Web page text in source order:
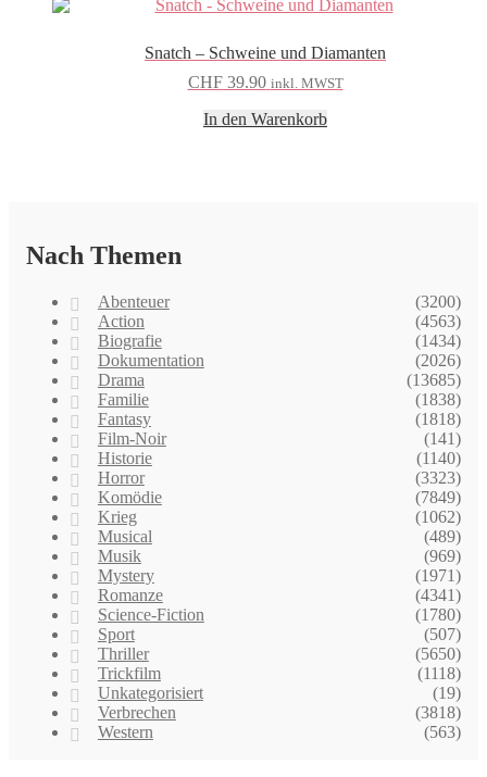
Snatch – Schweine und Diamanten
CHF39.90 inkl. MWST
In den Warenkorb
Nach Themen
Abenteuer
(3200)
Action
(4563)
Biografie
(1434)
Dokumentation
(2026)
Drama
(13685)
Familie
(1838)
Fantasy
(1818)
Film-Noir
(141)
Historie
(1140)
Horror
(3323)
Komödie
(7849)
Krieg
(1062)
Musical
(489)
Musik
(969)
Mystery
(1971)
Romanze
(4341)
Science-Fiction
(1780)
Sport
(507)
Thriller
(5650)
Trickfilm
(1118)
Unkategorisiert
(19)
Verbrechen
(3818)
Western
(563)